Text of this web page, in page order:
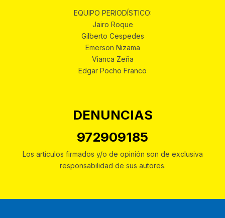
EQUIPO PERIODÍSTICO:
Jairo Roque
Gilberto Cespedes
Emerson Nizama
Vianca Zeña
Edgar Pocho Franco
DENUNCIAS
972909185
Los artículos firmados y/o de opinión son de exclusiva
responsabilidad de sus autores.